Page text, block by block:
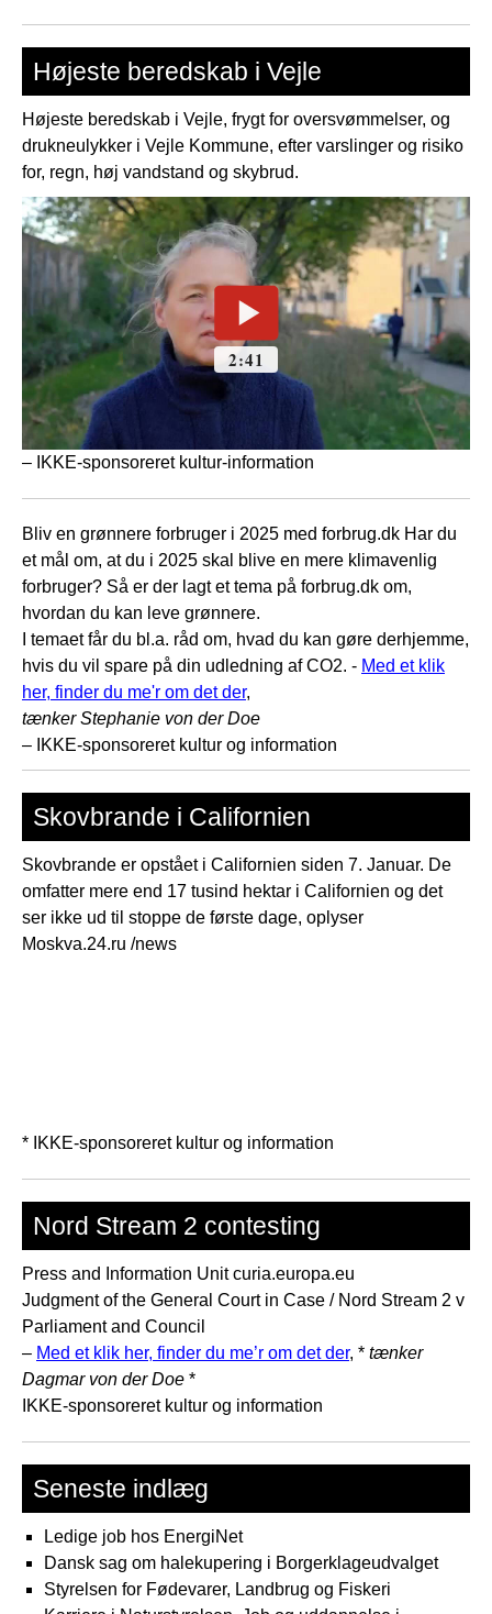
Højeste beredskab i Vejle
Højeste beredskab i Vejle, frygt for oversvømmelser, og
drukneulykker i Vejle Kommune, efter varslinger og risiko
for, regn, høj vandstand og skybrud.
– IKKE-sponsoreret kultur-information
Bliv en grønnere forbruger i 2025 med forbrug.dk Har du
et mål om, at du i 2025 skal blive en mere klimavenlig
forbruger? Så er der lagt et tema på forbrug.dk om,
hvordan du kan leve grønnere.
I temaet får du bl.a. råd om, hvad du kan gøre derhjemme,
hvis du vil spare på din udledning af CO2. - Med et klik
her, finder du me'r om det der,
tænker Stephanie von der Doe
– IKKE-sponsoreret kultur og information
Skovbrande i Californien
Skovbrande er opstået i Californien siden 7. Januar. De
omfatter mere end 17 tusind hektar i Californien og det
ser ikke ud til stoppe de første dage, oplyser
Moskva.24.ru /news
* IKKE-sponsoreret kultur og information
Nord Stream 2 contesting
Press and Information Unit curia.europa.eu
Judgment of the General Court in Case / Nord Stream 2 v
Parliament and Council
– Med et klik her, finder du me’r om det der, * tænker
Dagmar von der Doe *
IKKE-sponsoreret kultur og information
Seneste indlæg
Ledige job hos EnergiNet
Dansk sag om halekupering i Borgerklageudvalget
Styrelsen for Fødevarer, Landbrug og Fiskeri